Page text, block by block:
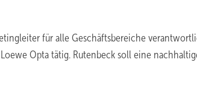
für alle Geschäftsbereiche
Opta tätig. Rutenbeck soll eine